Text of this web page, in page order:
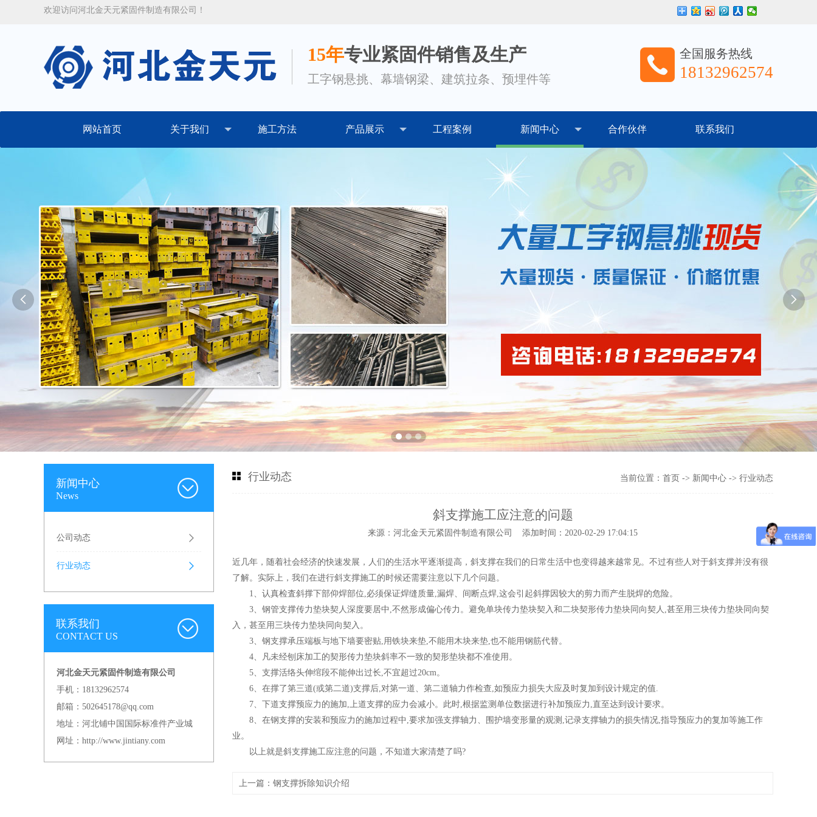
欢迎访问河北金天元紧固件制造有限公司！
15年专业紧固件销售及生产
工字钢悬挑、幕墙钢梁、建筑拉条、预埋件等
全国服务热线
18132962574
网站首页 关于我们 施工方法 产品展示 工程案例 新闻中心 合作伙伴 联系我们
 
新闻中心
News
公司动态
行业动态
联系我们
CONTACT US
河北金天元紧固件制造有限公司
手机：18132962574
邮箱：502645178@qq.com
地址：河北铺中国国际标准件产业城
网址：http://www.jintiany.com
行业动态 当前位置： 首页 -> 新闻中心 -> 行业动态
斜支撑施工应注意的问题
来源：河北金天元紧固件制造有限公司 添加时间：2020-02-29 17:04:15
近几年，随着社会经济的快速发展，人们的生活水平逐渐提高，斜支撑在我们的日常生活中也变得越来越常见。不过有些人对于斜支撑并没有很
了解。实际上，我们在进行斜支撑施工的时候还需要注意以下几个问题。
1、认真检査斜撑下部仰焊部位,必须保证焊缝质量,漏焊、间断点焊,这会引起斜撑因较大的剪力而产生脱焊的危险。
3、钢管支撑传力垫块契人深度要居中,不然形成偏心传力。避免单块传力垫块契入和二块契形传力垫块同向契人,甚至用三块传力垫块同向契
入，甚至用三块传力垫块同向契入。
3、钢支撑承压端板与地下墙要密贴,用铁块来垫,不能用木块来垫,也不能用钢筋代替。
4、凡未经刨床加工的契形传力垫块斜率不一致的契形垫块都不准使用。
5、支撑活络头伸绾段不能伸出过长,不宜超过20cm。
6、在撑了第三道(或第二道)支撑后,对第一道、第二道轴力作检查,如预应力损失大应及时复加到设计规定的值.
7、下道支撑预应力的施加,上道支撑的应力会减小。此时,根据监测单位数据进行补加预应力,直至达到设计要求。
8、在钢支撑的安装和预应力的施加过程中,要求加强支撑轴力、围护墙变形量的观测,记录支撑轴力的损失情况,指导预应力的复加等施工作
业。
以上就是斜支撑施工应注意的问题，不知道大家清楚了吗?
上一篇：钢支撑拆除知识介绍